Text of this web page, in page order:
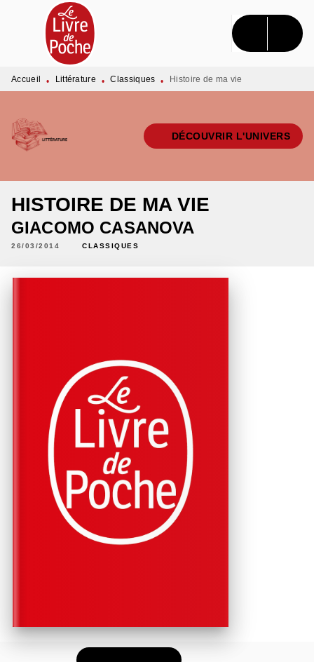
MENU RECHERCHE CONTENU
PIED DE PAGE
Accueil • Littérature • Classiques • Histoire de ma vie
DÉCOUVRIR L'UNIVERS
HISTOIRE DE MA VIE
GIACOMO CASANOVA
26/03/2014 CLASSIQUES